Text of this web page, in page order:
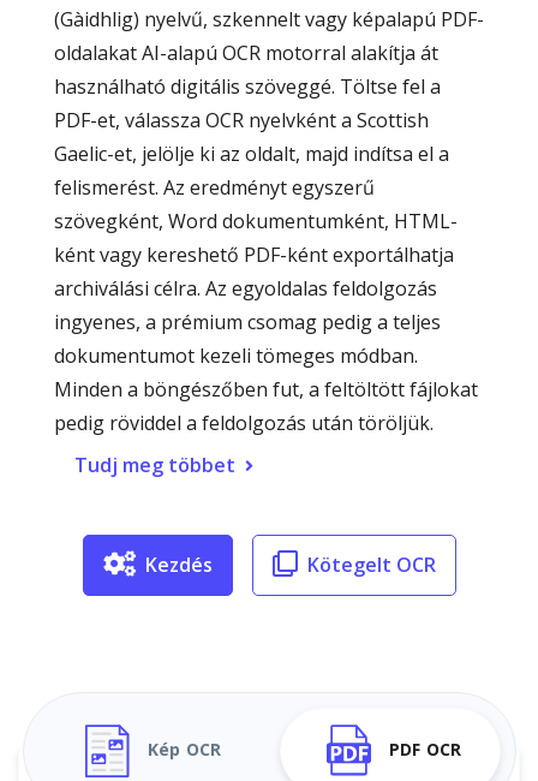
(Gàidhlig) nyelvű, szkennelt vagy képalapú PDF-
oldalakat AI-alapú OCR motorral alakítja át
használható digitális szöveggé. Töltse fel a
PDF-et, válassza OCR nyelvként a Scottish
Gaelic-et, jelölje ki az oldalt, majd indítsa el a
felismerést. Az eredményt egyszerű
szövegként, Word dokumentumként, HTML-
ként vagy kereshető PDF-ként exportálhatja
archiválási célra. Az egyoldalas feldolgozás
ingyenes, a prémium csomag pedig a teljes
dokumentumot kezeli tömeges módban.
Minden a böngészőben fut, a feltöltött fájlokat
pedig röviddel a feldolgozás után töröljük.
Tudj meg többet
Kezdés Kötegelt OCR
Kép OCR PDF OCR